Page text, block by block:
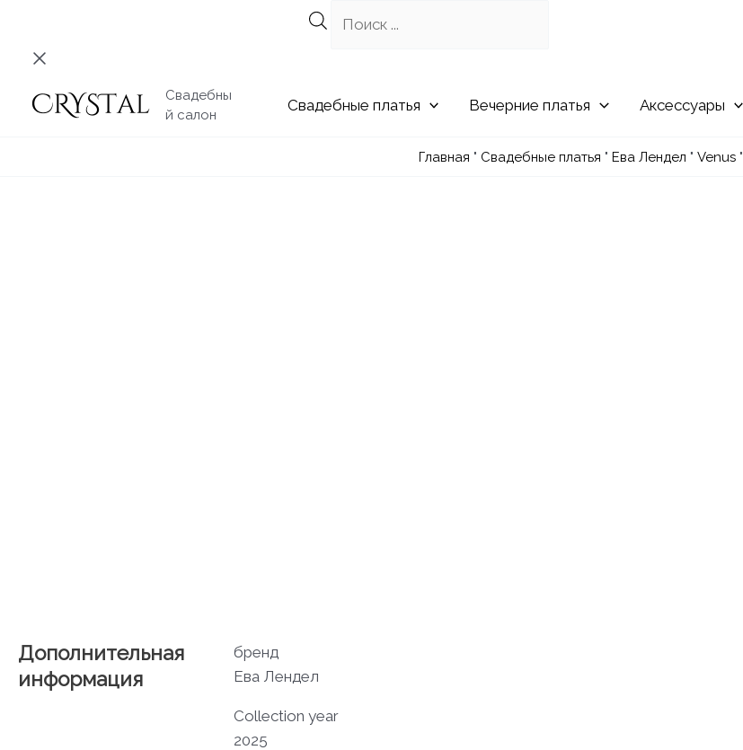
содержимому
Свадебны
й салон
Свадебные Вечерние Аксессуары
Главная " Свадебные платья " Ева Лендел " Venus"
Дополнительная
информация
бренд
Ева Лендел
Collection year
2025